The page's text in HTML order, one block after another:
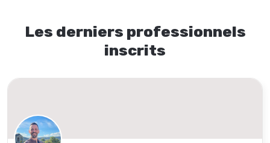
Les derniers professionnels
inscrits